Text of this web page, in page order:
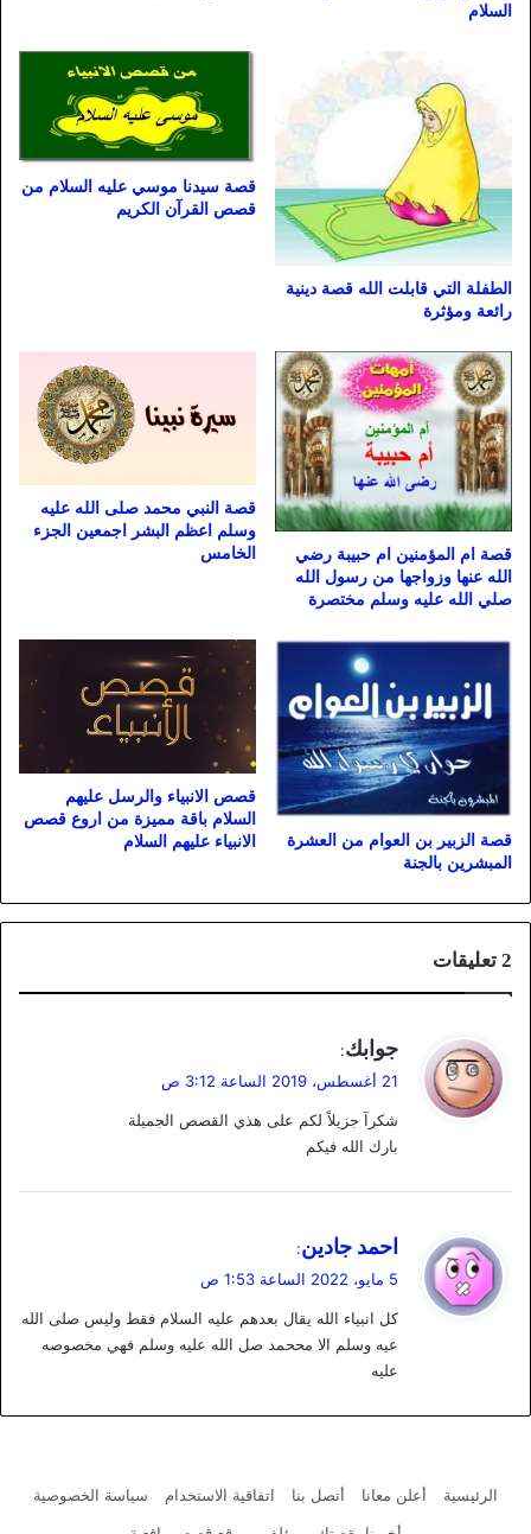
السلام
الطفلة التي قابلت الله قصة دينية
رائعة ومؤثرة
قصة سيدنا موسي عليه السلام من
قصص القرآن الكريم
قصة ام المؤمنين ام حبيبة رضي
الله عنها وزواجها من رسول الله
صلي الله عليه وسلم مختصرة
قصة النبي محمد صلى الله عليه
وسلم اعظم البشر اجمعين الجزء
الخامس
قصة الزبير بن العوام من العشرة
المبشرين بالجنة
قصص الانبياء والرسل عليهم
السلام باقة مميزة من اروع قصص
الانبياء عليهم السلام
‫2 تعليقات
ي
ل
جوابك:
21 أغسطس، 2019 الساعة 3:12 ص
شكرآ جزيلاً لكم على هذي القصص الجميلة
بارك الله فيكم
ي
ل
احمد جادين:
5 مايو، 2022 الساعة 1:53 ص
كل انبياء الله يقال بعدهم عليه السلام فقط وليس صلى الله
عيه وسلم الا مححمد صل الله عليه وسلم فهي مخصوصه
عليه
الرئيسية أعلن معانا أتصل بنا اتفاقية الاستخدام
سياسة الخصوصية